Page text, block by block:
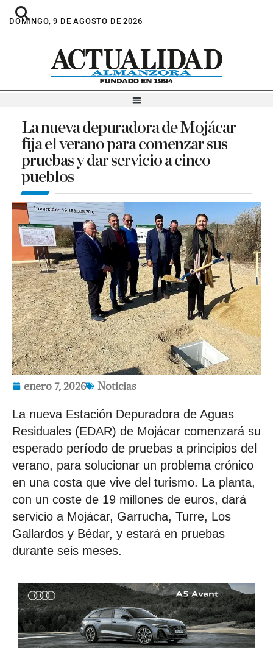
DOMINGO, 9 DE AGOSTO DE 2026
La nueva depuradora de Mojácar
fija el verano para comenzar sus
pruebas y dar servicio a cinco
pueblos
enero 7, 2026 Noticias
La nueva Estación Depuradora de Aguas
Residuales (EDAR) de Mojácar comenzará su
esperado período de pruebas a principios del
verano, para solucionar un problema crónico
en una costa que vive del turismo. La planta,
con un coste de 19 millones de euros, dará
servicio a Mojácar, Garrucha, Turre, Los
Gallardos y Bédar, y estará en pruebas
durante seis meses.